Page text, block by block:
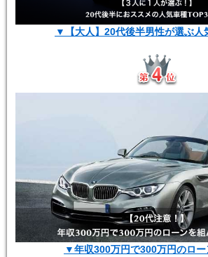
▼【大人】20代後半男性が選ぶ人
▼年収300万円で300万円のロー